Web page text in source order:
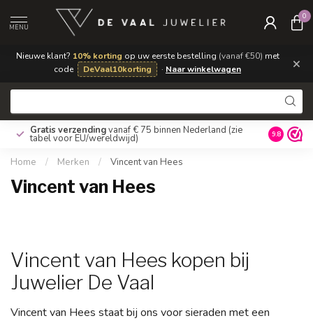
Nieuwe klant? 10% korting op uw eerste bestelling (vanaf €50) met
code
DeVaal10korting · Naar winkelwagen ×
MENU
0
Gratis verzendingvanaf € 75 binnen Nederland (zie
tabel voor EU/wereldwijd) 9.8
Home / Merken / Vincent van Hees
Vincent van Hees
Vincent van Hees kopen bij
Juwelier De Vaal
Vincent van Hees staat bij ons voor sieraden met een